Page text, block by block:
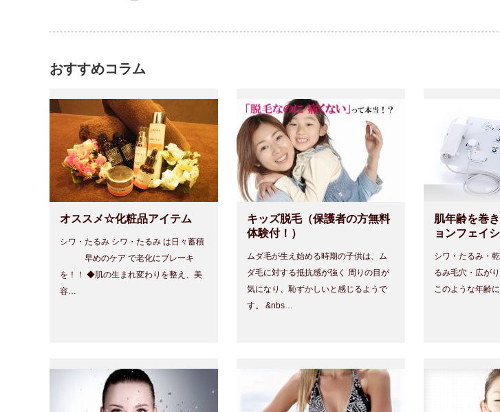
おすすめコラム
オススメ☆化粧品アイテム
シワ・たるみ シワ・たるみ は日々蓄積
早めのケア で老化にブレーキ
を！！ ◆肌の生まれ変わりを整え、美
容…
キッズ脱毛（保護者の方無料
体験付！）
ムダ毛が生え始める時期の子供は、ム
ダ毛に対する抵抗感が強く 周りの目が
気になり、恥ずかしいと感じるようで
す。 &nbs…
肌年齢を巻
ョンフェイ
シワ・たるみ・
るみ毛穴・広が
このような年齢